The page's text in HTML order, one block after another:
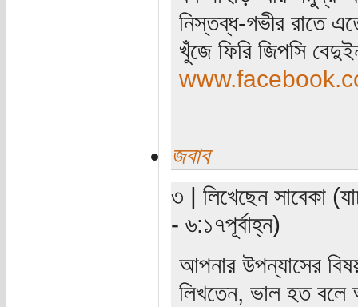
নিস্তব্ধ-গভীর রাতে
খুঁজে ফিরি জিপসি
জবাব
৩ | লিখেছেন সাবেকা
- ৬:১৭পূর্বাহ্ন)
আপনার উপন্যাসের
লিখতেন, ভাল হত বলে